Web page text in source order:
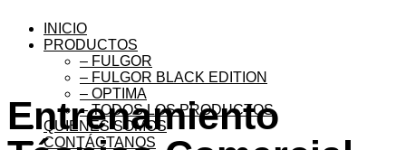
INICIO
PRODUCTOS
– FULGOR
– FULGOR BLACK EDITION
– OPTIMA
– TODOS LOS PRODUCTOS
QUIÉNES SOMOS
CONTÁCTANOS
Entrenamiento